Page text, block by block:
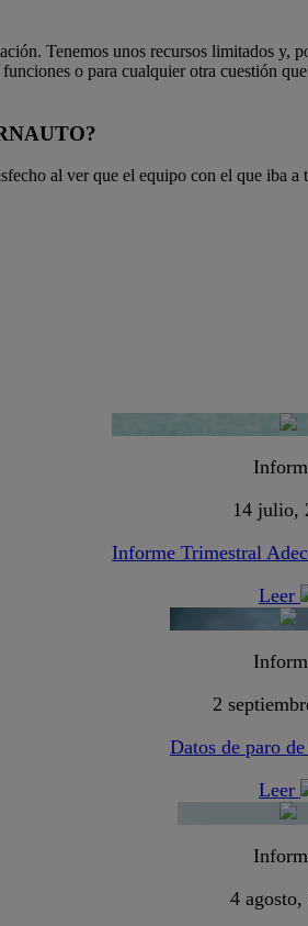
Tenemos unos recursos limitados y,
o para cualquier otra cuestión
al ver que el equipo con el que
14 julio,
Informe Trimestral
Leer
2
Datos de paro
Leer
4 agosto,